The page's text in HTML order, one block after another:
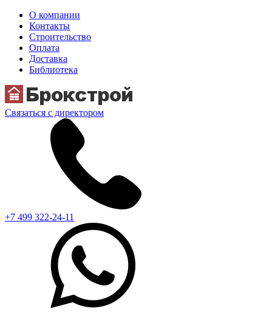
О компании
Контакты
Строительство
Оплата
Доставка
Библиотека
Связаться с директором
+7 499 322-24-11